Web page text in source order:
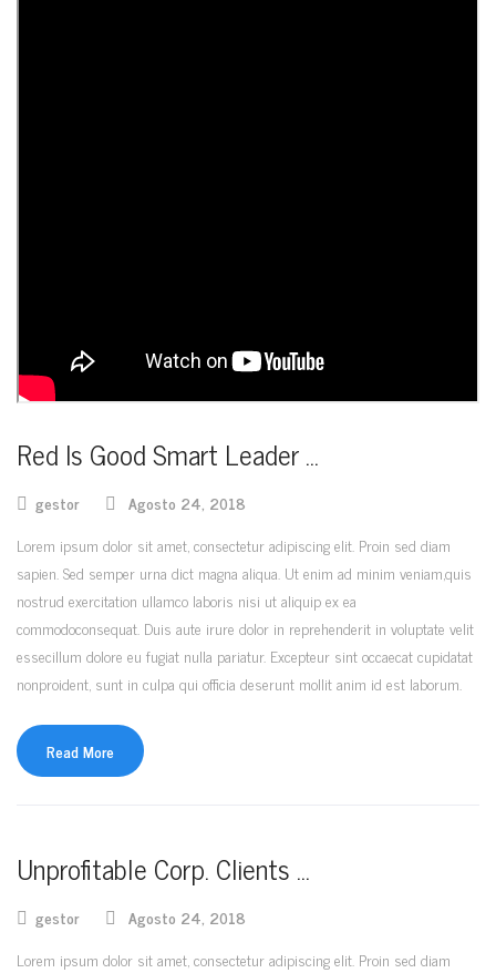
Red Is Good Smart Leader …
gestor
Agosto 24, 2018
Lorem ipsum dolor sit amet, consectetur adipiscing elit. Proin sed diam
sapien. Sed semper urna dict magna aliqua. Ut enim ad minim veniam,quis
nostrud exercitation ullamco laboris nisi ut aliquip ex ea
commodoconsequat. Duis aute irure dolor in reprehenderit in voluptate velit
essecillum dolore eu fugiat nulla pariatur. Excepteur sint occaecat cupidatat
nonproident, sunt in culpa qui officia deserunt mollit anim id est laborum.
Read More
Unprofitable Corp. Clients …
gestor
Agosto 24, 2018
Lorem ipsum dolor sit amet, consectetur adipiscing elit. Proin sed diam